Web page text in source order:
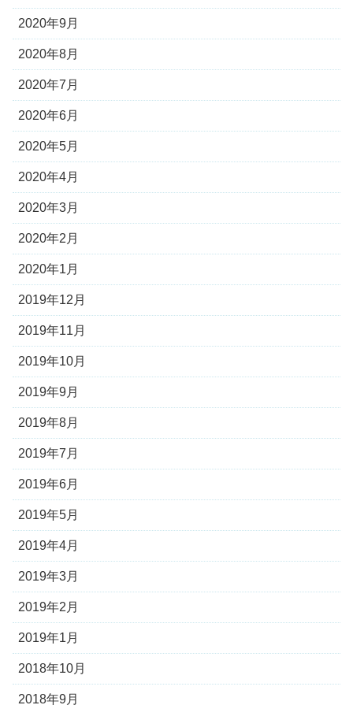
2020年9月
2020年8月
2020年7月
2020年6月
2020年5月
2020年4月
2020年3月
2020年2月
2020年1月
2019年12月
2019年11月
2019年10月
2019年9月
2019年8月
2019年7月
2019年6月
2019年5月
2019年4月
2019年3月
2019年2月
2019年1月
2018年10月
2018年9月